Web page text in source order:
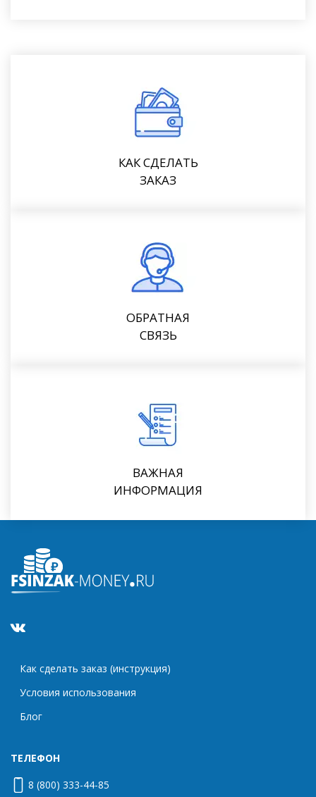
КАК СДЕЛАТЬ
ЗАКАЗ
ОБРАТНАЯ
СВЯЗЬ
ВАЖНАЯ
ИНФОРМАЦИЯ
Как сделать заказ (инструкция)
Условия использования
Блог
ТЕЛЕФОН
8 (800) 333-44-85